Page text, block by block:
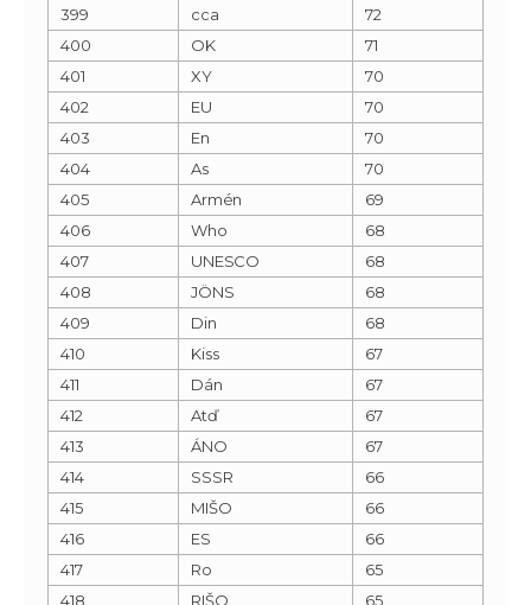
399
cca
72
400
OK
71
401
XY
70
402
EU
70
403
En
70
404
As
70
405
Armén
69
406
Who
68
407
UNESCO
68
408
JÖNS
68
409
Din
68
410
Kiss
67
411
Dán
67
412
Atď
67
413
ÁNO
67
414
SSSR
66
415
MIŠO
66
416
ES
66
417
Ro
65
418
RIŠO 65